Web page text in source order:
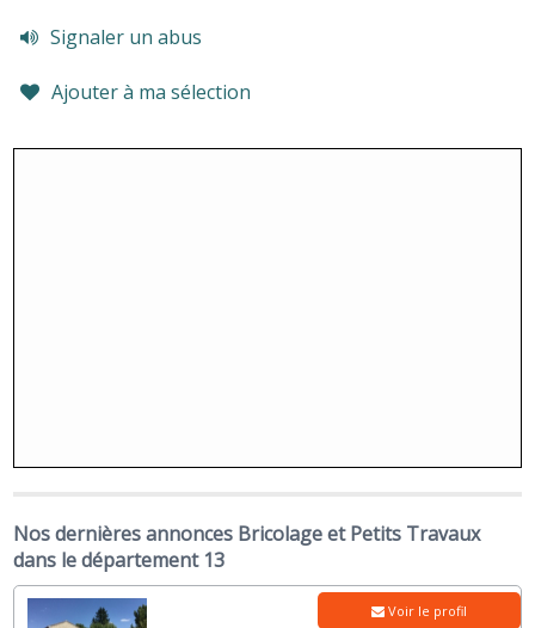
Signaler un abus
Ajouter à ma sélection
Nos dernières annonces Bricolage et Petits Travaux
dans le département 13
Voir le profil